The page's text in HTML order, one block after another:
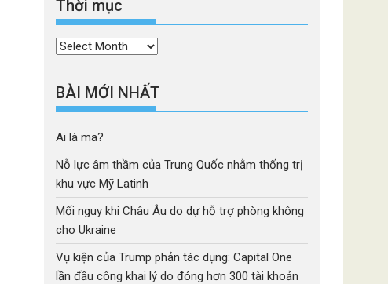
Thời mục
Thời
BÀI MỚI NHẤT
Ai là ma?
Nỗ lực âm thầm của Trung Quốc nhằm thống trị
khu vực Mỹ Latinh
Mối nguy khi Châu Âu do dự hỗ trợ phòng không
cho Ukraine
Vụ kiện của Trump phản tác dụng: Capital One
lần đầu công khai lý do đóng hơn 300 tài khoản